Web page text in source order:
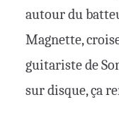
autour du
Magnette,
guitariste de
sur disque, ça